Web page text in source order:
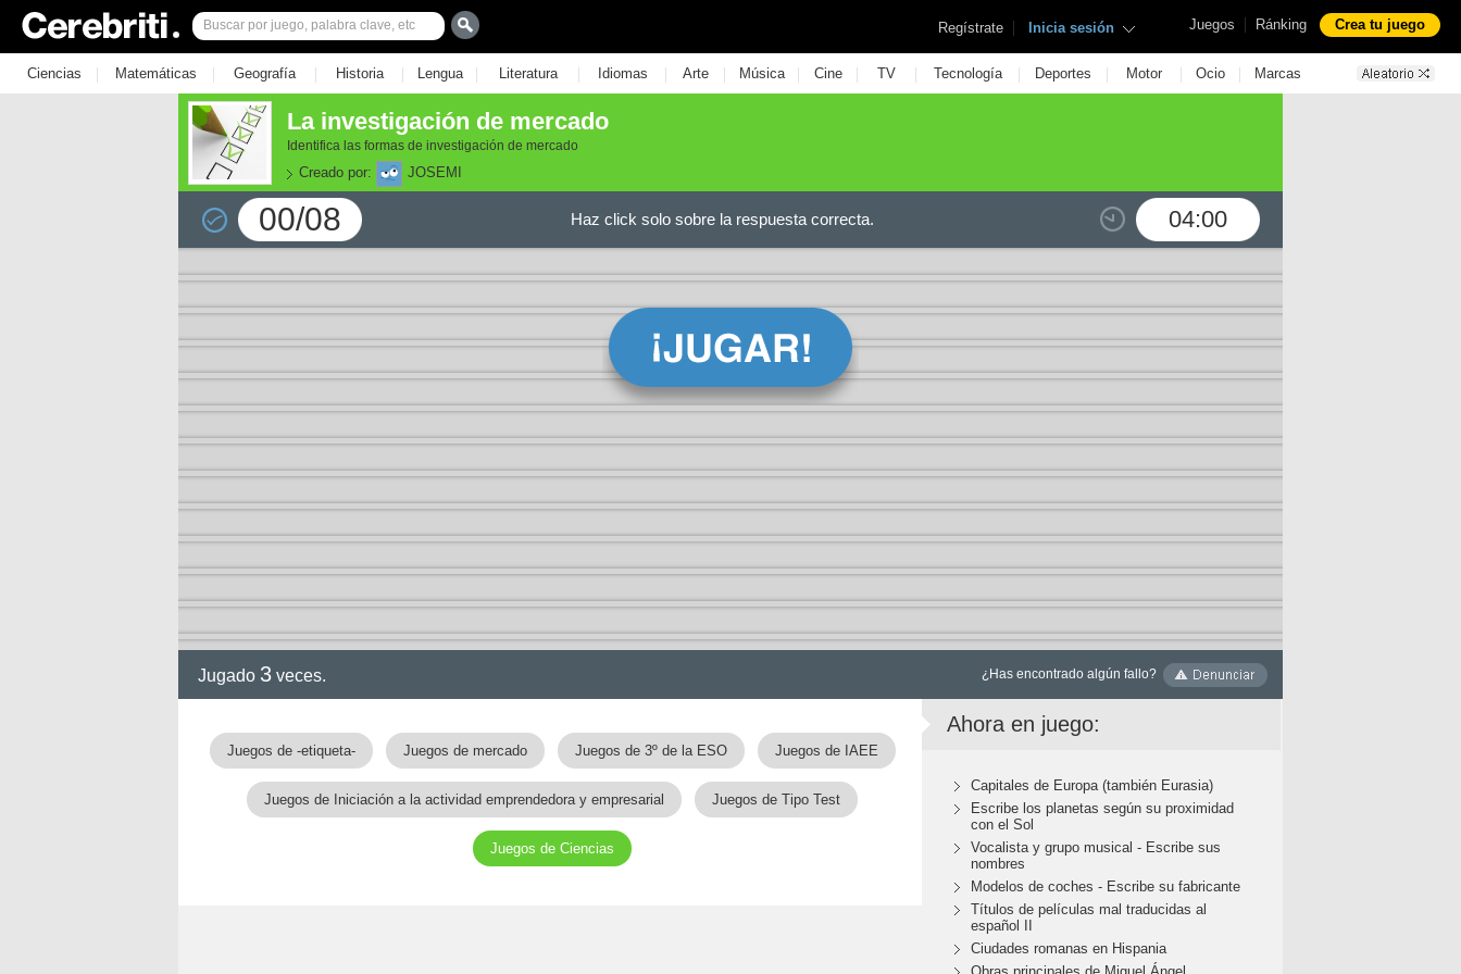
Juegos | Ránking Crea tu juego
Regístrate | Inicia sesión
Ciencias | Matemáticas | Geografía | Historia | Lengua | Literatura | Idiomas | Arte | Música | Cine | TV | Tecnología | Deportes | Motor | Ocio | Marcas
La investigación de mercado
Identifica las formas de investigación de mercado
Creado por: JOSEMI
00/08 04:00
Haz click solo sobre la respuesta correcta.
Jugado 3 veces. ¿Has encontrado algún fallo?
Juegos de -etiqueta- Juegos de mercado Juegos de 3º de la ESO Juegos de IAEE
Juegos de Iniciación a la actividad emprendedora y empresarial Juegos de Tipo Test
Juegos de Ciencias
Ahora en juego:
Capitales de Europa (también Eurasia)
Escribe los planetas según su proximidad
con el Sol
Vocalista y grupo musical - Escribe sus
nombres
Modelos de coches - Escribe su fabricante
Títulos de películas mal traducidas al
español II
Ciudades romanas en Hispania